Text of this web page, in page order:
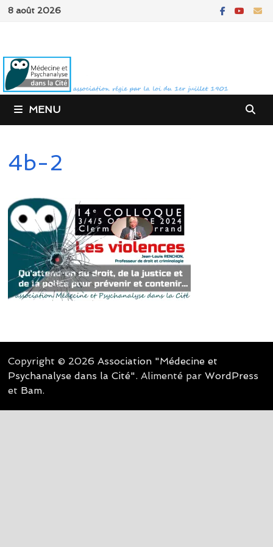
Passer
8 août 2026
MENU
4b-2
Copyright © 2026 Association "Médecine et
Psychanalyse dans la Cité". Alimenté par WordPress
et Bam.